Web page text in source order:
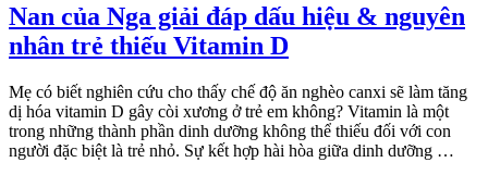
Nan của Nga giải đáp dấu hiệu & nguyên
nhân trẻ thiếu Vitamin D
Mẹ có biết nghiên cứu cho thấy chế độ ăn nghèo canxi sẽ làm tăng
dị hóa vitamin D gây còi xương ở trẻ em không? Vitamin là một
trong những thành phần dinh dưỡng không thể thiếu đối với con
người đặc biệt là trẻ nhỏ. Sự kết hợp hài hòa giữa dinh dưỡng …